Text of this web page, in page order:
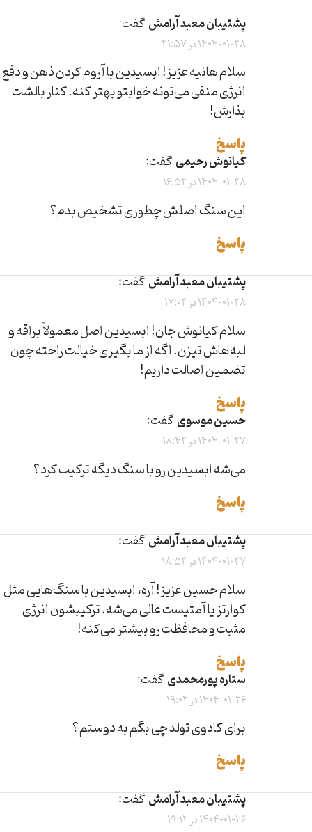
پشتیبان معبد آرامشگفت:
1404-01-28 در 21:57
سلام هانیه عزیز! ابسیدین با آروم کردن ذهن و دفع
انرژی منفی می‌تونه خوابتو بهتر کنه. کنار بالشت
بذارش!
پاسخ
کیانوش رحیمیگفت:
1404-01-28 در 16:52
این سنگ اصلش چطوری تشخیص بدم؟
پاسخ
پشتیبان معبد آرامشگفت:
1404-01-28 در 17:02
سلام کیانوش جان! ابسیدین اصل معمولاً براقه و
لبه‌هاش تیزن. اگه از ما بگیری خیالت راحته چون
تضمین اصالت داریم!
پاسخ
حسین موسویگفت:
1404-01-27 در 18:42
می‌شه ابسیدین رو با سنگ دیگه ترکیب کرد؟
پاسخ
پشتیبان معبد آرامشگفت:
1404-01-27 در 18:52
سلام حسین عزیز! آره، ابسیدین با سنگ‌هایی مثل
کوارتز یا آمتیست عالی می‌شه. ترکیبشون انرژی
مثبت و محافظت رو بیشتر می‌کنه!
پاسخ
ستاره پورمحمدیگفت:
1404-01-26 در 19:02
برای کادوی تولد چی بگم به دوستم؟
پاسخ
پشتیبان معبد آرامشگفت:
1404-01-26 در 19:12